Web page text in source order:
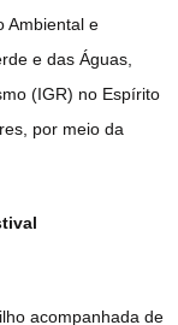
Ambiental e
e das Águas,
(IGR) no Espírito
por meio da
acompanhada de